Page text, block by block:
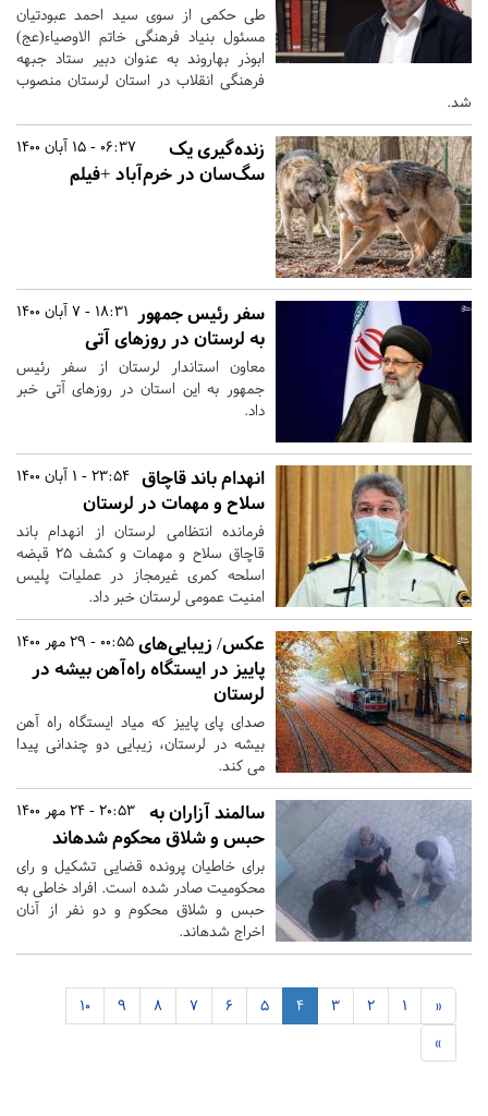
طی حکمی از سوی سید احمد عبودتیان
مسئول بنیاد فرهنگی خاتم الاوصیاء(عج)
ابوذر بهاروند به عنوان دبیر ستاد جبهه
فرهنگی انقلاب در استان لرستان منصوب
شد.
06:37 - 15 آبان 1400
زنده‌گیری یک
سگ‌سان در خرم‌آباد +فیلم
18:31 - 7 آبان 1400
سفر رئیس جمهور
به لرستان در روزهای آتی
معاون استاندار لرستان از سفر رئیس
جمهور به این استان در روزهای آتی خبر
داد.
23:54 - 1 آبان 1400 انهدام باند قاچاق
سلاح و مهمات در لرستان
فرمانده انتظامی لرستان از انهدام باند
قاچاق سلاح و مهمات و کشف ۲۵ قبضه
اسلحه کمری غیرمجاز در عملیات پلیس
امنیت عمومی لرستان خبر داد.
00:55 - 29 مهر 1400 عکس/ زیبایی‌های
پاییز در ایستگاه راه‌آهن بیشه در
لرستان
صدای پای پاییز که میاد ایستگاه راه آهن
بیشه در لرستان، زیبایی دو چندانی پیدا
می کند.
20:53 - 24 مهر 1400
سالمند آزاران به
حبس و شلاق محکوم ‎شده‎اند
برای خاطیان پرونده قضایی تشکیل و رای
محکومیت صادر شده است. افراد خاطی به
حبس و شلاق محکوم و دو نفر از آنان
اخراج شده‎اند.
«
1
2
3
4
5
6
7
8
9
10
»